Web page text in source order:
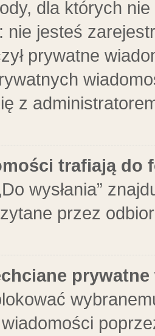
dla których
nie jesteś
prywatne
z
trafiają do
wysłania”
przez